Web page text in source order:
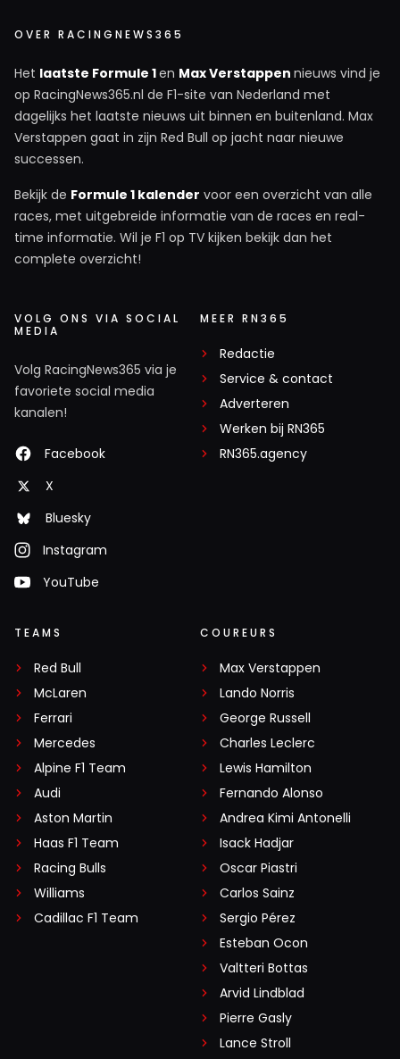
OVER RACINGNEWS365
Het laatste Formule 1en Max Verstappen nieuws vind je
op RacingNews365.nl de F1-site van Nederland met
dagelijks het laatste nieuws uit binnen en buitenland. Max
Verstappen gaat in zijn Red Bull op jacht naar nieuwe
successen.
Bekijk de Formule 1 kalender voor een overzicht van alle
races, met uitgebreide informatie van de races en real-
time informatie. Wil je F1 op TV kijken bekijk dan het
complete overzicht!
VOLG ONS VIA SOCIAL
MEDIA
Volg RacingNews365 via je
favoriete social media
kanalen!
Facebook
X
Bluesky
Instagram
YouTube
MEER RN365
Redactie
Service & contact
Adverteren
Werken bij RN365
RN365.agency
TEAMS
Red Bull
McLaren
Ferrari
Mercedes
Alpine F1 Team
Audi
Aston Martin
Haas F1 Team
Racing Bulls
Williams
Cadillac F1 Team
COUREURS
Max Verstappen
Lando Norris
George Russell
Charles Leclerc
Lewis Hamilton
Fernando Alonso
Andrea Kimi Antonelli
Isack Hadjar
Oscar Piastri
Carlos Sainz
Sergio Pérez
Esteban Ocon
Valtteri Bottas
Arvid Lindblad
Pierre Gasly
Lance Stroll